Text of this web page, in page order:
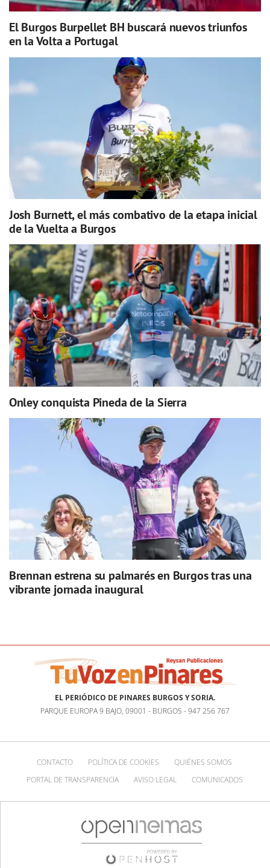
El Burgos Burpellet BH buscará nuevos triunfos
en la Volta a Portugal
Josh Burnett, el más combativo de la etapa inicial
de la Vuelta a Burgos
Onley conquista Pineda de la Sierra
Brennan estrena su palmarés en Burgos tras una
vibrante jornada inaugural
EL PERIÓDICO DE PINARES BURGOS Y SORIA.
PARQUE EUROPA 9 BAJO, 09001 - BURGOS - 947 256 767
CONTACTO POLÍTICA DE COOKIES
QUIÉNES SOMOS
PORTAL DE TRANSPARENCIA
AVISO LEGAL COMUNICADOS